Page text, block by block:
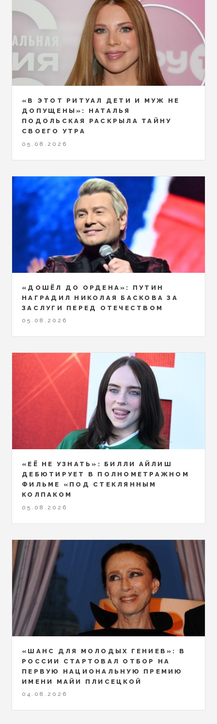
«В ЭТОТ РИТУАЛ ДЕТИ И МУЖ НЕ
ДОПУЩЕНЫ»: НАТАЛЬЯ
ПОДОЛЬСКАЯ РАСКРЫЛА ТАЙНУ
СВОЕГО УТРА
05.08.2026
«ДОШЁЛ ДО ОРДЕНА»: ПУТИН
НАГРАДИЛ НИКОЛАЯ БАСКОВА ЗА
ЗАСЛУГИ ПЕРЕД ОТЕЧЕСТВОМ
05.08.2026
«ЕЁ НЕ УЗНАТЬ»: БИЛЛИ АЙЛИШ
ДЕБЮТИРУЕТ В ПОЛНОМЕТРАЖНОМ
ФИЛЬМЕ «ПОД СТЕКЛЯННЫМ
КОЛПАКОМ
05.08.2026
«ШАНС ДЛЯ МОЛОДЫХ ГЕНИЕВ»: В
РОССИИ СТАРТОВАЛ ОТБОР НА
ПЕРВУЮ НАЦИОНАЛЬНУЮ ПРЕМИЮ
ИМЕНИ МАЙИ ПЛИСЕЦКОЙ
04.08.2026